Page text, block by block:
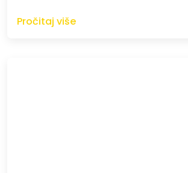
Pročitaj više